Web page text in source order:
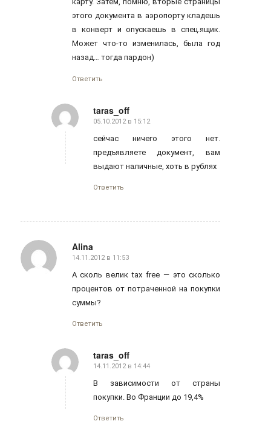
этого документа в аэропорту кладешь
в конверт и опускаешь в спец.ящик.
Может что-то изменилась, была год
назад… тогда пардон)
Ответить
taras_off
говорит:
05.10.2012 в 15:12
сейчас ничего этого нет.
предъявляете документ, вам
выдают наличные, хоть в рублях
Ответить
Alina
говорит:
14.11.2012 в 11:53
А сколь велик tax free — это сколько
процентов от потраченной на покупки
суммы?
Ответить
taras_off
говорит:
14.11.2012 в 14:44
В зависимости от страны
покупки. Во Франции до 19,4%
Ответить